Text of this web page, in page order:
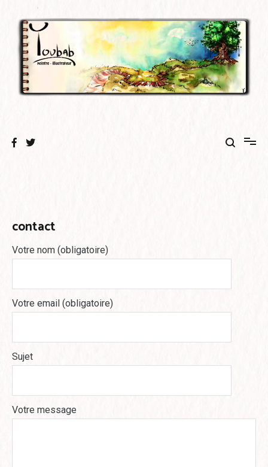
contenu
contact
Votre nom (obligatoire)
Votre email (obligatoire)
Sujet
Votre message